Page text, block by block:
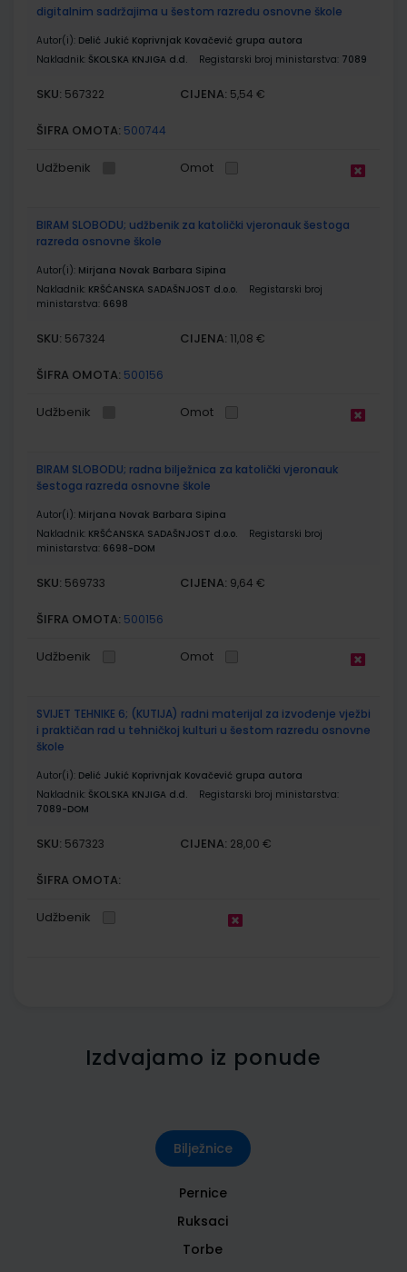
digitalnim sadržajima u šestom razredu osnovne škole
Autor(i): Delić Jukić Koprivnjak Kovačević grupa autora
Nakladnik: ŠKOLSKA KNJIGA d.d. Registarski broj ministarstva: 7089
SKU: 567322 CIJENA: 5,54 €
ŠIFRA OMOTA: 500744
Udžbenik Omot
BIRAM SLOBODU; udžbenik za katolički vjeronauk šestoga
razreda osnovne škole
Autor(i): Mirjana Novak Barbara Sipina
Nakladnik: KRŠĆANSKA SADAŠNJOST d.o.o.
Registarski broj
ministarstva: 6698
SKU: 567324 CIJENA: 11,08 €
ŠIFRA OMOTA: 500156
Udžbenik Omot
BIRAM SLOBODU; radna bilježnica za katolički vjeronauk
šestoga razreda osnovne škole
Autor(i): Mirjana Novak Barbara Sipina
Nakladnik: KRŠĆANSKA SADAŠNJOST d.o.o.
Registarski broj
ministarstva: 6698-DOM
SKU: 569733 CIJENA: 9,64 €
ŠIFRA OMOTA: 500156
Udžbenik Omot
SVIJET TEHNIKE 6; (KUTIJA) radni materijal za izvođenje vježbi
i praktičan rad u tehničkoj kulturi u šestom razredu osnovne
škole
Autor(i): Delić Jukić Koprivnjak Kovačević grupa autora
Nakladnik: ŠKOLSKA KNJIGA d.d.
Registarski broj ministarstva:
7089-DOM
SKU: 567323 CIJENA: 28,00 €
ŠIFRA OMOTA:
Udžbenik
Izdvajamo iz ponude
Bilježnice
Pernice
Ruksaci
Torbe